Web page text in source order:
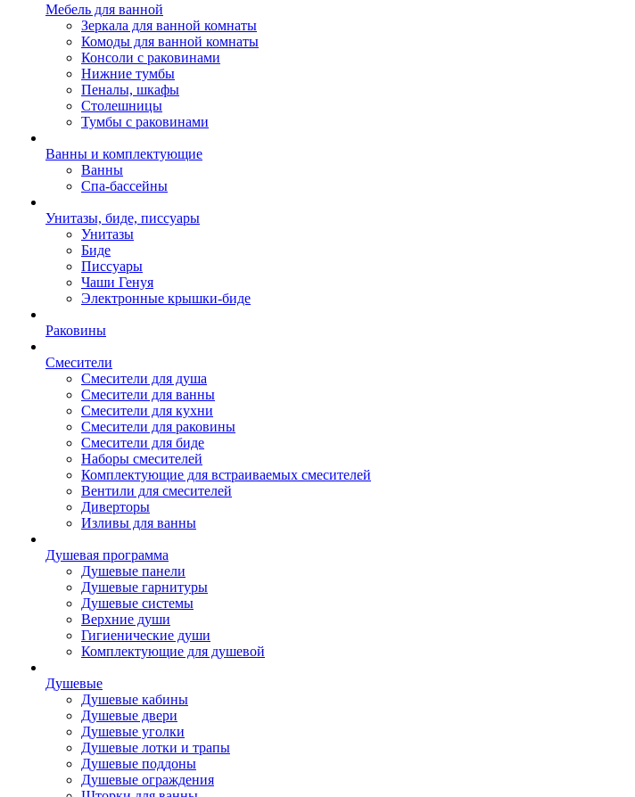
Мебель для ванной
Зеркала для ванной комнаты
Комоды для ванной комнаты
Консоли с раковинами
Нижние тумбы
Пеналы, шкафы
Столешницы
Тумбы с раковинами
Ванны и комплектующие
Ванны
Спа-бассейны
Унитазы, биде, писсуары
Унитазы
Биде
Писсуары
Чаши Генуя
Электронные крышки-биде
Раковины
Смесители
Смесители для душа
Смесители для ванны
Смесители для кухни
Смесители для раковины
Смесители для биде
Наборы смесителей
Комплектующие для встраиваемых смесителей
Вентили для смесителей
Диверторы
Изливы для ванны
Душевая программа
Душевые панели
Душевые гарнитуры
Душевые системы
Верхние души
Гигиенические души
Комплектующие для душевой
Душевые
Душевые кабины
Душевые двери
Душевые уголки
Душевые лотки и трапы
Душевые поддоны
Душевые ограждения